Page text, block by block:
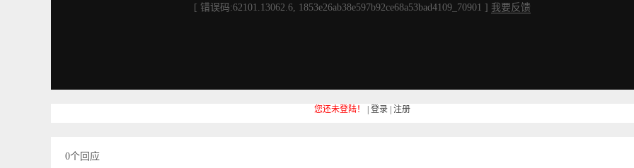
[ 错误码:62101.13062.6, 1853e26ab38e597b92ce68a53bad4109_70901 ] 我要反馈
您还未登陆！ 登录 注册
0个回应